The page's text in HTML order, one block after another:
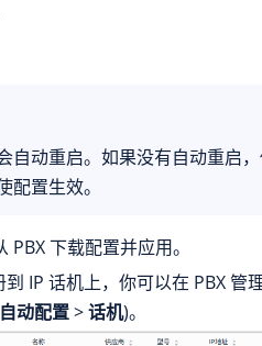
自动重启。如果没有自动重启
配置生效。
PBX 下载配置并应用。
IP 话机上，你可以在 PBX 管
自动配置>话机)。